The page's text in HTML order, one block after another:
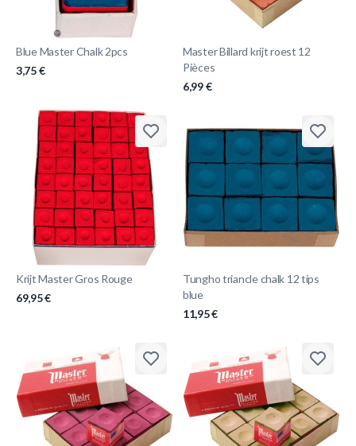
Blue Master Chalk 2pcs
3,75 €
Master Billard krijt roest 12
Pièces
6,99 €
Krijt Master Gros Rouge
69,95 €
Tungho triancle chalk 12 tips
blue
11,95 €